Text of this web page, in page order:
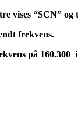
vises “SCN”
frekvens.
på 160.300